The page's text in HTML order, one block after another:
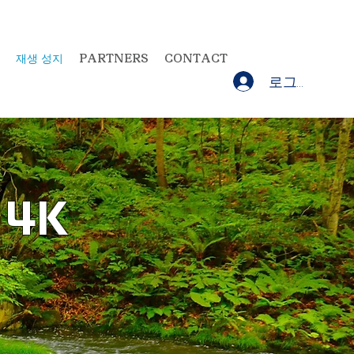
재생 성지 PARTNERS CONTACT
로그인
14K